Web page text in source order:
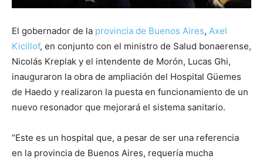
El gobernador de la provincia de Buenos Aires, Axel
Kicillof, en conjunto con el ministro de Salud bonaerense,
Nicolás Kreplak y el intendente de Morón, Lucas Ghi,
inauguraron la obra de ampliación del Hospital Güemes
de Haedo y realizaron la puesta en funcionamiento de un
nuevo resonador que mejorará el sistema sanitario.
“Este es un hospital que, a pesar de ser una referencia
en la provincia de Buenos Aires, requería mucha